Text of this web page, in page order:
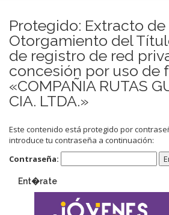
Protegido: Extracto
Otorgamiento del
de registro de red
concesión por uso de
«COMPAÑIA RUTAS
CIA. LTDA.»
Este contenido está protegido por
introduce tu contraseña a continuación:
Contraseña:
Ent�rate